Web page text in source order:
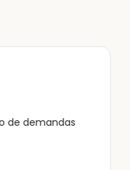
de demandas